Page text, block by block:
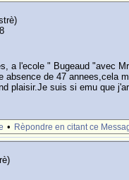
a l'ecole " Bugeaud "avec
absence de 47 annees,cela
plaisir.Je suis si emu que
• Rèpondre en citant ce